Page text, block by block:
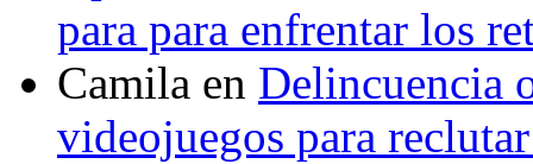
para para enfrentar los
Camila en Delincuencia
videojuegos para